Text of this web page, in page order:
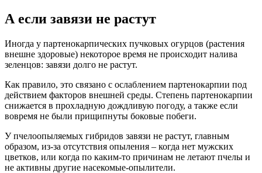
А если завязи не растут
Иногда у партенокарпических пучковых огурцов (растения
внешне здоровые) некоторое время не происходит налива
зеленцов: завязи долго не растут.
Как правило, это связано с ослаблением партенокарпии под
действием факторов внешней среды. Степень партенокарпии
снижается в прохладную дождливую погоду, а также если
вовремя не были прищипнуты боковые побеги.
У пчелоопыляемых гибридов завязи не растут, главным
образом, из-за отсутствия опыления – когда нет мужских
цветков, или когда по каким-то причинам не летают пчелы и
не активны другие насекомые-опылители.